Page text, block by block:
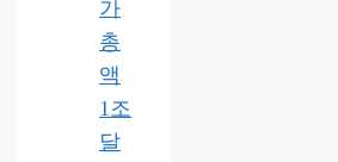
가
총
액
1조
달